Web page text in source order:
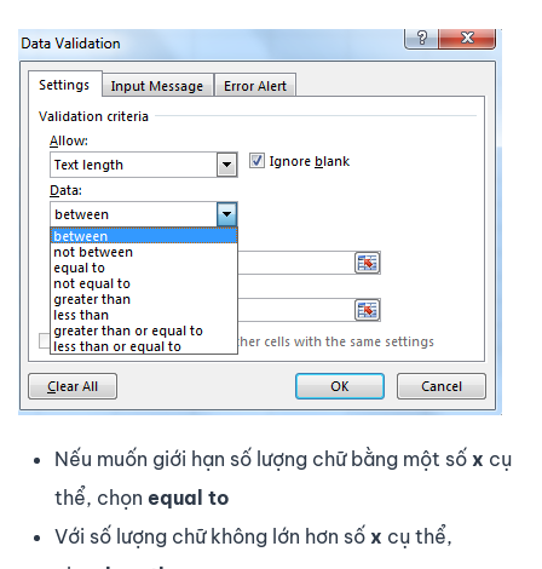
Nếu muốn giới hạn số lượng chữ bằng một số x cụ
thể, chọn equal to
Với số lượng chữ không lớn hơn số x cụ thể,